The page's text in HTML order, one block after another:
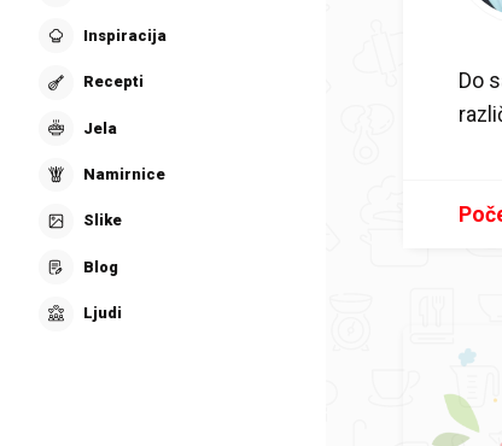
Inspiracija
Recepti
Jela
Namirnice
Slike
Blog
Ljudi
Do